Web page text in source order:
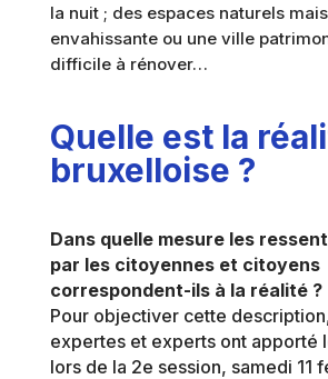
la nuit ; des espaces naturels
envahissante ou une ville
difficile à rénover…
Quelle est la
bruxelloise ?
Dans quelle mesure les
par les citoyennes et citoyens
correspondent-ils à la réalité ?
Pour objectiver cette
expertes et experts ont apporté
lors de la 2e session, samedi 11